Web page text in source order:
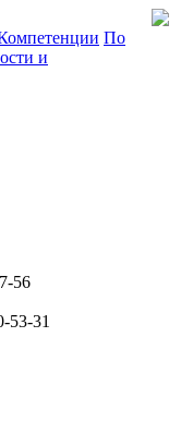
По
и
56
53-31